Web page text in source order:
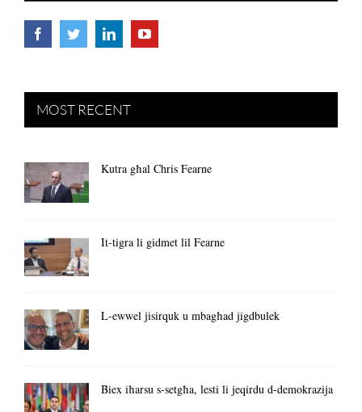
MOST RECENT
Kutra għal Chris Fearne
It-tigra li gidmet lil Fearne
L-ewwel jisirquk u mbagħad jigdbulek
Biex iħarsu s-setgħa, lesti li jeqirdu d-demokrazija